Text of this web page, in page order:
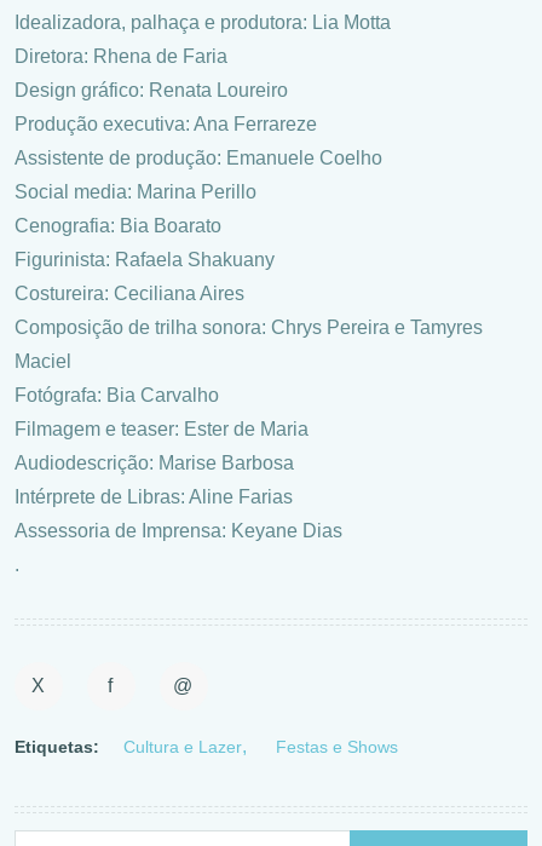
Idealizadora, palhaça e produtora: Lia Motta
Diretora: Rhena de Faria
Design gráfico: Renata Loureiro
Produção executiva: Ana Ferrareze
Assistente de produção: Emanuele Coelho
Social media: Marina Perillo
Cenografia: Bia Boarato
Figurinista: Rafaela Shakuany
Costureira: Ceciliana Aires
Composição de trilha sonora: Chrys Pereira e Tamyres
Maciel
Fotógrafa: Bia Carvalho
Filmagem e teaser: Ester de Maria
Audiodescrição: Marise Barbosa
Intérprete de Libras: Aline Farias
Assessoria de Imprensa: Keyane Dias
.
X f @
Etiquetas: Cultura e Lazer Festas e Shows